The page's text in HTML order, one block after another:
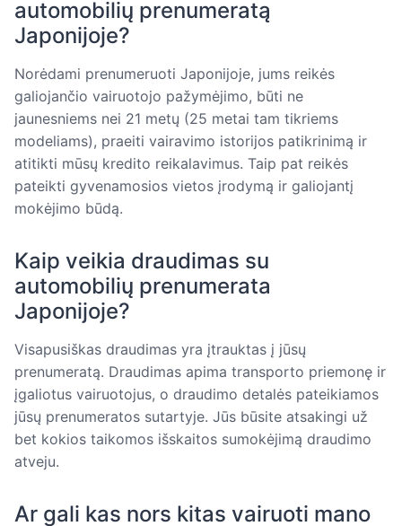
automobilių prenumeratą
Japonijoje?
Norėdami prenumeruoti Japonijoje, jums reikės
galiojančio vairuotojo pažymėjimo, būti ne
jaunesniems nei 21 metų (25 metai tam tikriems
modeliams), praeiti vairavimo istorijos patikrinimą ir
atitikti mūsų kredito reikalavimus. Taip pat reikės
pateikti gyvenamosios vietos įrodymą ir galiojantį
mokėjimo būdą.
Kaip veikia draudimas su
automobilių prenumerata
Japonijoje?
Visapusiškas draudimas yra įtrauktas į jūsų
prenumeratą. Draudimas apima transporto priemonę ir
įgaliotus vairuotojus, o draudimo detalės pateikiamos
jūsų prenumeratos sutartyje. Jūs būsite atsakingi už
bet kokios taikomos išskaitos sumokėjimą draudimo
atveju.
Ar gali kas nors kitas vairuoti mano